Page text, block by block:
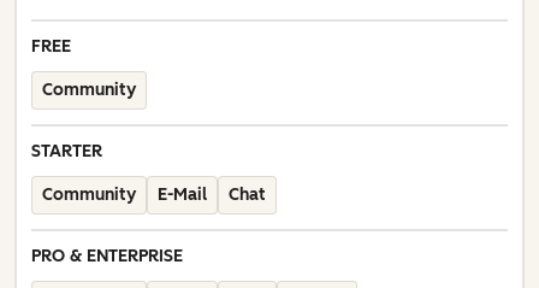
FREE
Community
STARTER
Community E-Mail Chat
PRO & ENTERPRISE